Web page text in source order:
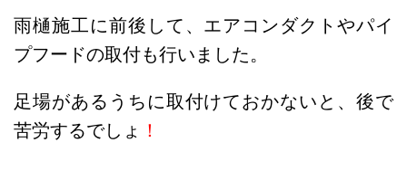
雨樋施工に前後して、エアコンダクトやパイ
プフードの取付も行いました。
足場があるうちに取付けておかないと、後で
苦労するでしょ ！